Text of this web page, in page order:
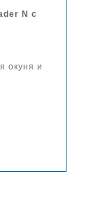
N с
окуня и